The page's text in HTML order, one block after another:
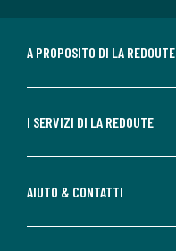
A PROPOSITO DI LA REDOUTE
I SERVIZI DI LA REDOUTE
AIUTO & CONTATTI